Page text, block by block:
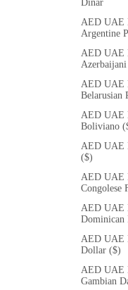
Dinar
AED UAE
Argentine
AED UAE
AED UAE
Belarusian
AED UAE
Boliviano
AED UAE
($)
AED UAE
Congolese
AED UAE
Dominican
AED UAE
Dollar ($)
AED UAE
Gambian